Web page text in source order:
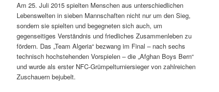
Am 25. Juli 2015 spielten Menschen aus unterschiedlichen
Lebenswelten in sieben Mannschaften nicht nur um den Sieg,
sondern sie spielten und begegneten sich auch, um
gegenseitiges Verständnis und friedliches Zusammenleben zu
fördern. Das „Team Algeria“ bezwang im Final – nach sechs
technisch hochstehenden Vorspielen – die „Afghan Boys Bern“
und wurde als erster NFC-Grümpelturniersieger von zahlreichen
Zuschauern bejubelt.